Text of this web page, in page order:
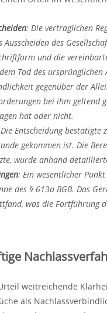
: Die vertraglichen
des
und die
Tod des ursprünglichen
gegenüber der
bei ihm geltend
hat oder nicht.
Entscheidung
gekommen ist. Die
wurde anhand
: Ein wesentlicher
des § 613a BGB. Das
was die
weitreichende
als